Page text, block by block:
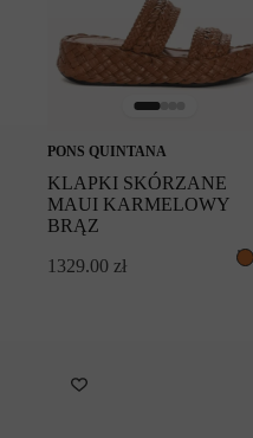
PONS QUINTANA
KLAPKI SKÓRZANE
MAUI KARMELOWY
BRĄZ
1329.00 zł